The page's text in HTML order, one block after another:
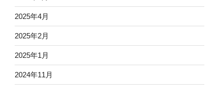
2025年4月
2025年2月
2025年1月
2024年11月